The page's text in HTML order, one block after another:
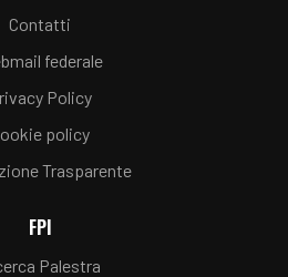
Contatti
federale
Policy
policy
Trasparente
FPI
Palestra